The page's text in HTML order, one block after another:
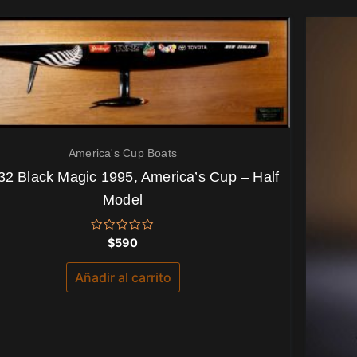
America's Cup Boats
Black Magic 1995, America’s Cup – Half
Model
Valorado
con
0
de
5
$590
Añadir al carrito